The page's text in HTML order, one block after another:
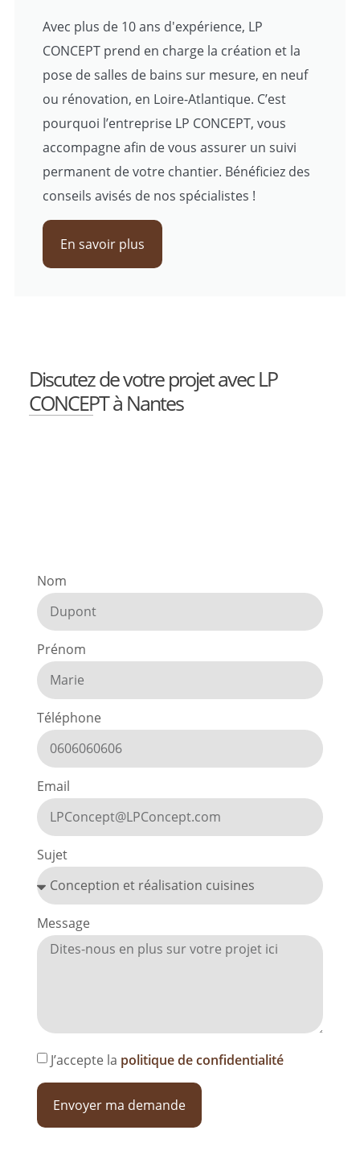
Avec plus de 10 ans d'expérience, LP
CONCEPT prend en charge la création et la
pose de salles de bains sur mesure, en neuf
ou rénovation, en Loire-Atlantique. C’est
pourquoi l’entreprise LP CONCEPT, vous
accompagne afin de vous assurer un suivi
permanent de votre chantier. Bénéficiez des
conseils avisés de nos spécialistes !
En savoir plus
Discutez de votre projet avec LP
CONCEPT à Nantes
Nom
Prénom
Téléphone
Email
Sujet
Message
J’accepte la politique de confidentialité
Envoyer ma demande